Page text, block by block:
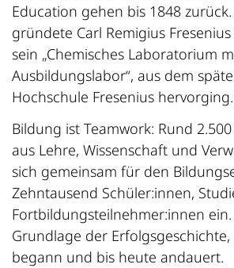
Education gehen bis 1848
gründete Carl Remigius
sein „Chemisches Laboratorium
Ausbildungslabor“, aus dem
Hochschule Fresenius hervorging.
Bildung ist Teamwork: Rund
aus Lehre, Wissenschaft und
sich gemeinsam für den
Zehntausend Schüler:innen,
Fortbildungsteilnehmer:innen
Grundlage der Erfolgsgeschichte,
begann und bis heute andauert.